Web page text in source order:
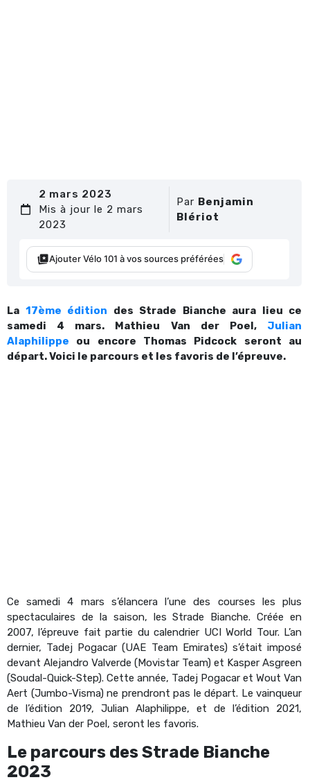
2 mars 2023
Mis à jour le 2 mars
2023
Par Benjamin
Blériot
Ajouter Vélo 101 à vos sources préférées
La 17ème édition des Strade Bianche aura lieu ce
samedi 4 mars. Mathieu Van der Poel, Julian
Alaphilippe ou encore Thomas Pidcock seront au
départ. Voici le parcours et les favoris de l’épreuve.
Ce samedi 4 mars s’élancera l’une des courses les plus
spectaculaires de la saison, les Strade Bianche. Créée en
2007, l’épreuve fait partie du calendrier UCI World Tour. L’an
dernier, Tadej Pogacar (UAE Team Emirates) s’était imposé
devant Alejandro Valverde (Movistar Team) et Kasper Asgreen
(Soudal-Quick-Step). Cette année, Tadej Pogacar et Wout Van
Aert (Jumbo-Visma) ne prendront pas le départ. Le vainqueur
de l’édition 2019, Julian Alaphilippe, et de l’édition 2021,
Mathieu Van der Poel, seront les favoris.
Le parcours des Strade Bianche
2023